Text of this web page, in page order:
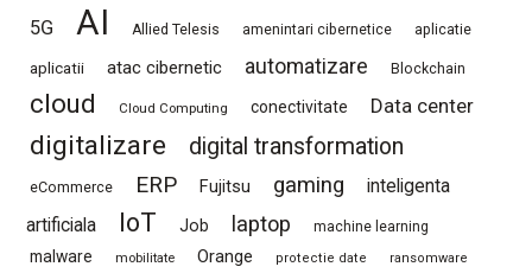
5G AI Allied Telesis amenintari cibernetice aplicatie
aplicatii atac cibernetic automatizare Blockchain
cloud Cloud Computing conectivitate Data center
digitalizare digital transformation
eCommerce ERP Fujitsu gaming
inteligenta
artificiala
IoT Job laptop machine learning
malware mobilitate Orange protectie date ransomware